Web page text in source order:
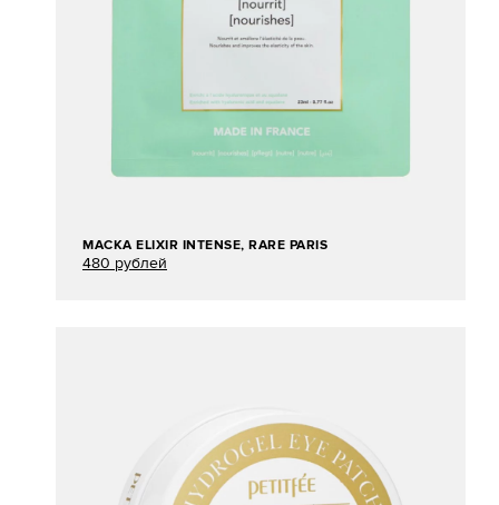
МАСКА ЕLIXIR INTENSE, RARE PARIS
480 рублей